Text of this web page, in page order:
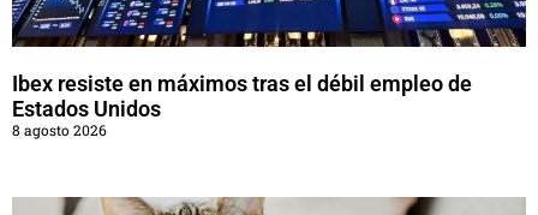
Ibex resiste en máximos tras el débil empleo de
Estados Unidos
8 agosto 2026